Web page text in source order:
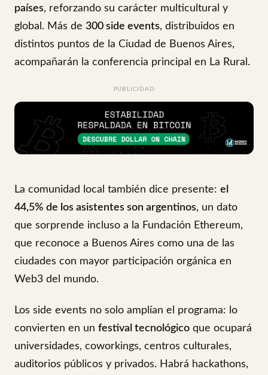
países, reforzando su carácter multicultural y
global. Más de 300 side events, distribuidos en
distintos puntos de la Ciudad de Buenos Aires,
acompañarán la conferencia principal en La Rural.
PUBLICIDAD
La comunidad local también dice presente: el
44,5% de los asistentes son argentinos, un dato
que sorprende incluso a la Fundación Ethereum,
que reconoce a Buenos Aires como una de las
ciudades con mayor participación orgánica en
Web3 del mundo.
Los side events no solo amplían el programa: lo
convierten en un festival tecnológico que ocupará
universidades, coworkings, centros culturales,
auditorios públicos y privados. Habrá hackathons,